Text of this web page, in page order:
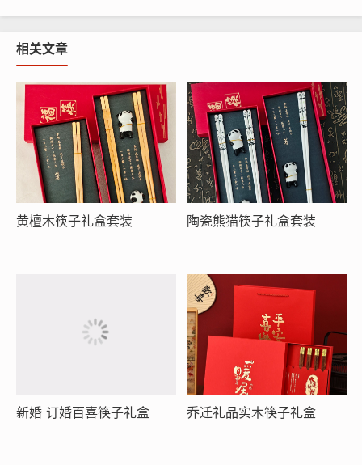
相关文章
黄檀木筷子礼盒套装 陶瓷熊猫筷子礼盒套装
新婚 订婚百喜筷子礼盒 乔迁礼品实木筷子礼盒